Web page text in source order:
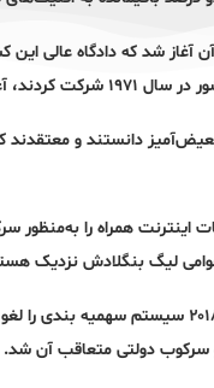
آغاز شد.
دانستند و معتقدند
اینترنت همراه را
لیگ بنگلادش نزدیک